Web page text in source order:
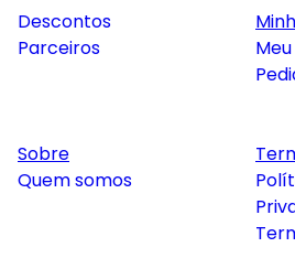
Descontos
Parceiros
Sobre
Quem somos